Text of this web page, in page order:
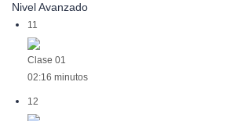
Nivel Avanzado
11
Clase 01
02:16 minutos
12